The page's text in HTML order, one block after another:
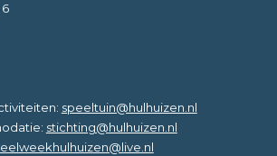
speeltuin@hulhuizen.nl
stichting@hulhuizen.nl